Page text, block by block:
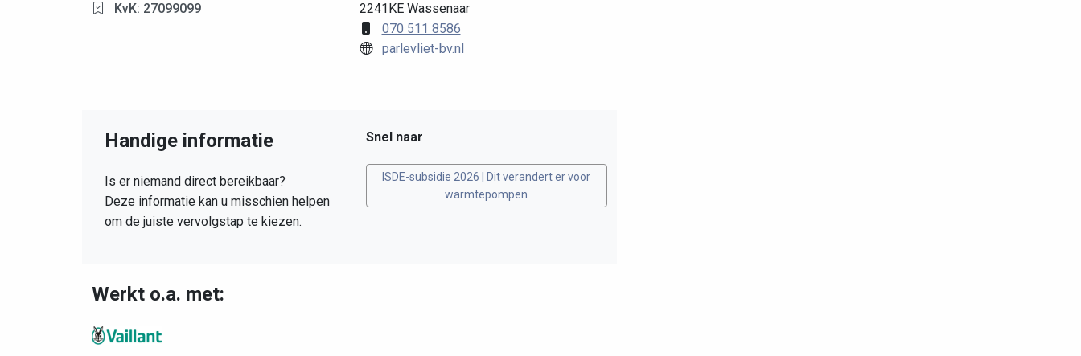
KvK: 27099099
2241KE Wassenaar
070 511 8586
parlevliet-bv.nl
Handige informatie
Is er niemand direct bereikbaar?
Deze informatie kan u misschien helpen
om de juiste vervolgstap te kiezen.
Snel naar
ISDE-subsidie 2026 | Dit verandert er voor
warmtepompen
Werkt o.a. met: